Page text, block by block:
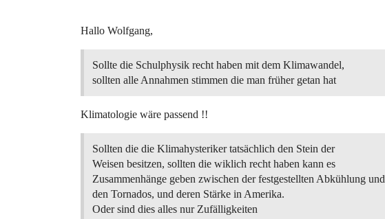
Hallo Wolfgang,
Sollte die Schulphysik recht haben mit dem Klimawandel,
sollten alle Annahmen stimmen die man früher getan hat
Klimatologie wäre passend !!
Sollten die die Klimahysteriker tatsächlich den Stein der
Weisen besitzen, sollten die wiklich recht haben kann es
Zusammenhänge geben zwischen der festgestellten Abkühlung und
den Tornados, und deren Stärke in Amerika.
Oder sind dies alles nur Zufälligkeiten